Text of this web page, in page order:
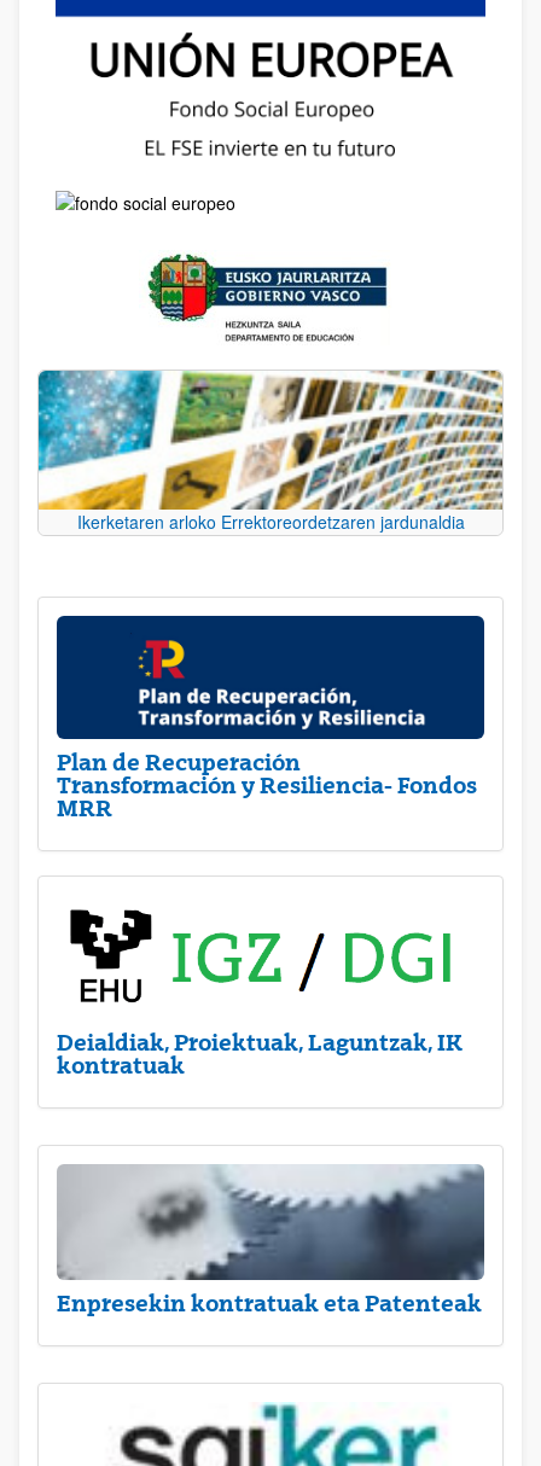
Ikerketaren arloko Errektoreordetzaren jardunaldia
Plan de Recuperación
Transformación y Resiliencia- Fondos
MRR
Deialdiak, Proiektuak, Laguntzak, IK
kontratuak
Enpresekin kontratuak eta Patenteak